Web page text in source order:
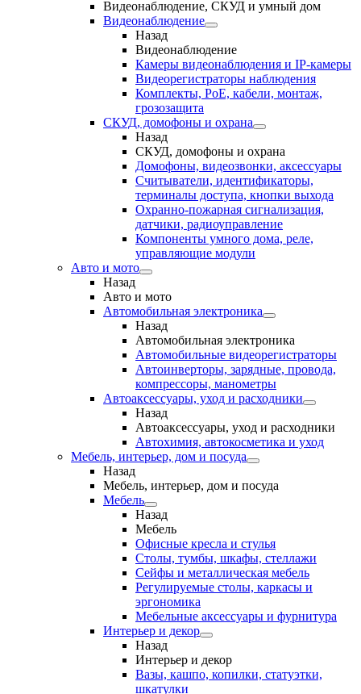
Видеонаблюдение, СКУД и умный дом
Видеонаблюдение
Назад
Видеонаблюдение
Камеры видеонаблюдения и IP-камеры
Видеорегистраторы наблюдения
Комплекты, PoE, кабели, монтаж,
грозозащита
СКУД, домофоны и охрана
Назад
СКУД, домофоны и охрана
Домофоны, видеозвонки, аксессуары
Считыватели, идентификаторы,
терминалы доступа, кнопки выхода
Охранно-пожарная сигнализация,
датчики, радиоуправление
Компоненты умного дома, реле,
управляющие модули
Авто и мото
Назад
Авто и мото
Автомобильная электроника
Назад
Автомобильная электроника
Автомобильные видеорегистраторы
Автоинверторы, зарядные, провода,
компрессоры, манометры
Автоаксессуары, уход и расходники
Назад
Автоаксессуары, уход и расходники
Автохимия, автокосметика и уход
Мебель, интерьер, дом и посуда
Назад
Мебель, интерьер, дом и посуда
Мебель
Назад
Мебель
Офисные кресла и стулья
Столы, тумбы, шкафы, стеллажи
Сейфы и металлическая мебель
Регулируемые столы, каркасы и
эргономика
Мебельные аксессуары и фурнитура
Интерьер и декор
Назад
Интерьер и декор
Вазы, кашпо, копилки, статуэтки,
шкатулки